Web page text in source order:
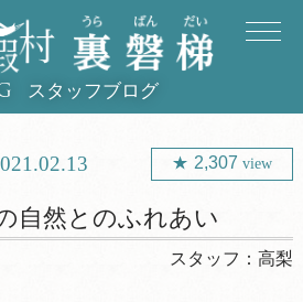
スタッフブログ
2,307view
自然とのふれあい
スタッフ：高梨